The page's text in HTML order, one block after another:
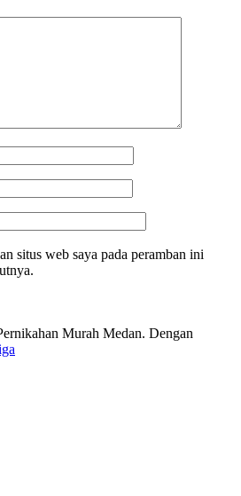
situs web saya pada peramban ini
Murah Medan. Dengan